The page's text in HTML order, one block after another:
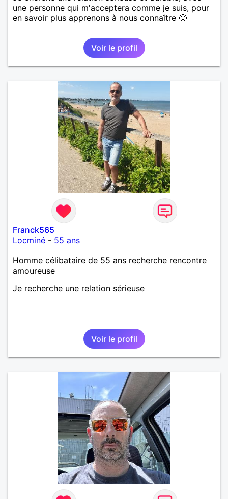
une personne qui m'acceptera comme je suis, pour
en savoir plus apprenons à nous connaître 🙂
Voir le profil
Franck565
Locminé - 55 ans
Homme célibataire de 55 ans recherche rencontre
amoureuse
Je recherche une relation sérieuse
Voir le profil